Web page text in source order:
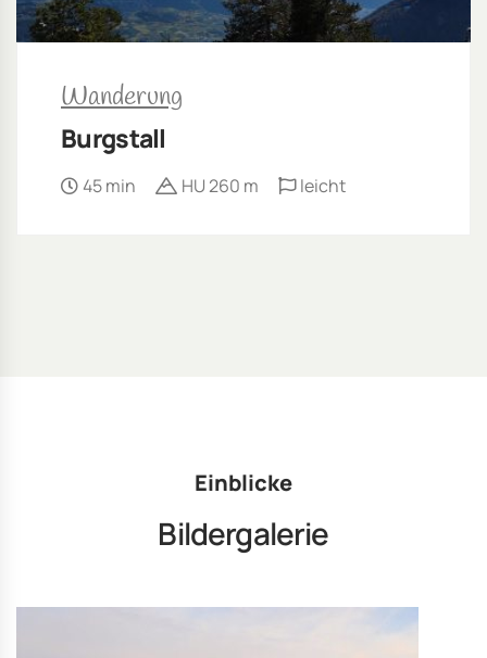
Wanderung
Burgstall
45 min HU 260 m leicht
Einblicke
Bildergalerie